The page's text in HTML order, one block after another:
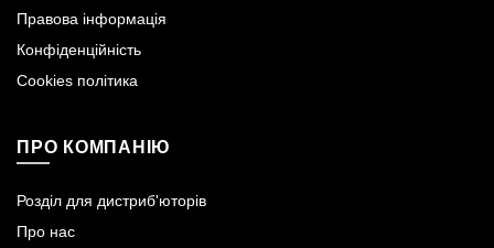
Правова інформація
Конфіденційність
Cookies політика
ПРО КОМПАНІЮ
Розділ для дистриб'юторів
Про нас